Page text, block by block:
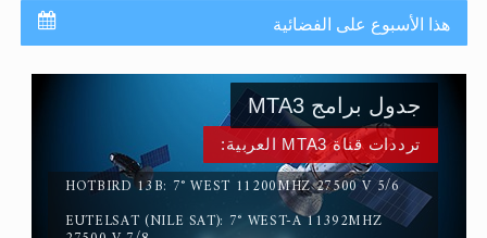
القرآن قاضٍ وحكمٌ على السنة ومهيمنٌ عليها.. ليس العكس
هذا الأسبوع على الفضائية
ترددات قناة MTA3 العربية:
HOTBIRD 13B: 7° WEST 11200MHZ 27500 V 5/6
EUTELSAT (NILE SAT): 7° WEST-A 11392MHZ
جدول برامج MTA3